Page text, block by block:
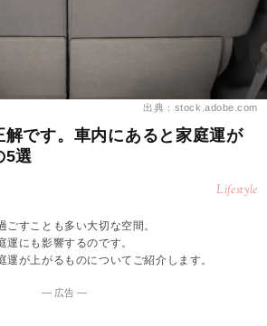
出典：stock.adobe.com
解です。車内にあると家庭運が
5選
Lifestyle
すことも多い大切な空間。
にも影響するのです。
が上がるものについてご紹介します。
― 広告 ―